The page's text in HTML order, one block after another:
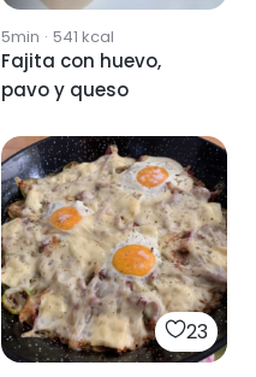
5min · 541 kcal
Fajita con huevo,
pavo y queso
23